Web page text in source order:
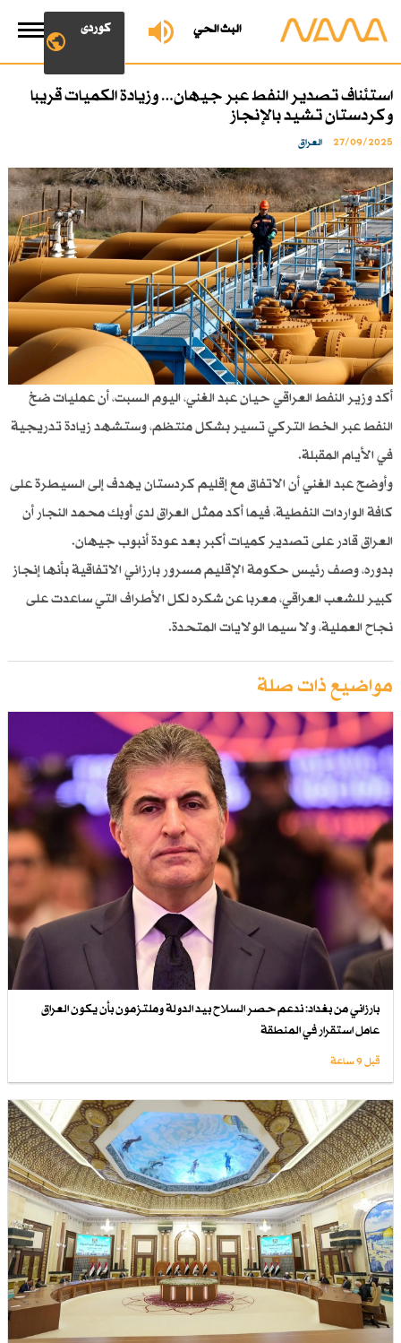
البث الحي کوردی
استئناف تصدير النفط عبر جيهان… وزيادة الكميات قريبا
وكردستان تشيد بالإنجاز
27/09/2025 العراق
أكد وزير النفط العراقي حيان عبد الغني، اليوم السبت، أن عمليات ضخ
النفط عبر الخط التركي تسير بشكل منتظم، وستشهد زيادة تدريجية
في الأيام المقبلة.
وأوضح عبد الغني أن الاتفاق مع إقليم كردستان يهدف إلى السيطرة على
كافة الواردات النفطية، فيما أكد ممثل العراق لدى أوبك محمد النجار أن
العراق قادر على تصدير كميات أكبر بعد عودة أنبوب جيهان.
بدوره، وصف رئيس حكومة الإقليم مسرور بارزاني الاتفاقية بأنها إنجاز
كبير للشعب العراقي، معربا عن شكره لكل الأطراف التي ساعدت على
نجاح العملية، ولا سيما الولايات المتحدة.
مواضيع ذات صلة
بارزاني من بغداد: ندعم حصر السلاح بيد الدولة وملتزمون بأن يكون العراق
عامل استقرار في المنطقة
قبل 9 ساعة